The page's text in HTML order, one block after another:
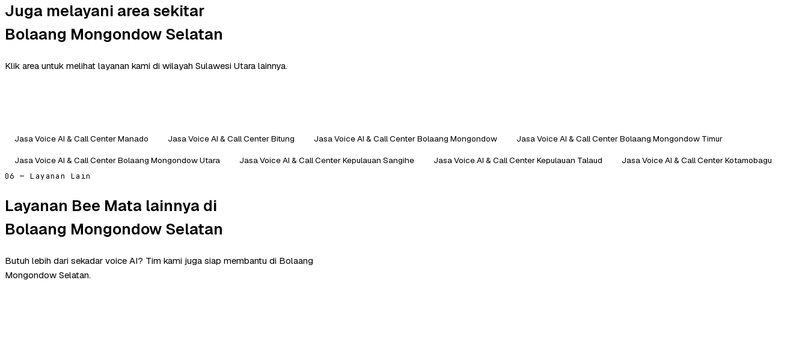
Juga melayani area sekitar
Bolaang Mongondow Selatan
Klik area untuk melihat layanan kami di wilayah Sulawesi Utara lainnya.
Jasa Voice AI & Call Center Manado Jasa Voice AI & Call Center Bitung Jasa Voice AI & Call Center Bolaang Mongondow
Jasa Voice AI & Call Center Bolaang Mongondow Timur
Jasa Voice AI & Call Center Bolaang Mongondow Utara
Jasa Voice AI & Call Center Kepulauan Sangihe Jasa Voice AI & Call Center Kepulauan Talaud Jasa Voice AI & Call Center Kotamobagu
06 — Layanan Lain
Layanan Bee Mata lainnya di
Bolaang Mongondow Selatan
Butuh lebih dari sekadar voice AI? Tim kami juga siap membantu di Bolaang
Mongondow Selatan.